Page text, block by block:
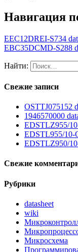
Навигация
EEC12DREI-S734
EBC35DCMD-S288
Найти:
Свежие записи
OSTTJ075152
1946570000
EDSTLZ955/
EDSTL955/10-
EDSTLZ950/
Свежие
Рубрики
datasheet
wiki
Микросхема